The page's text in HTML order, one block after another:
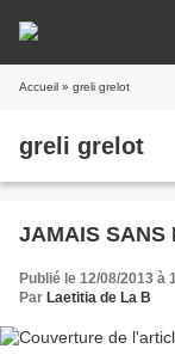
Accueil » greli grelot
greli grelot
JAMAIS SANS
Publié le 12/08/2013 à
Par Laetitia de La B